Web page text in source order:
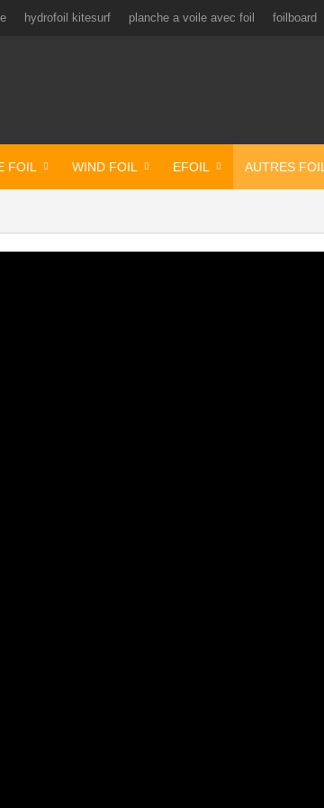
hydrofoil kitesurf planche a voile avec foil foilboard
FOIL WIND FOIL EFOIL AUTRES FOIL